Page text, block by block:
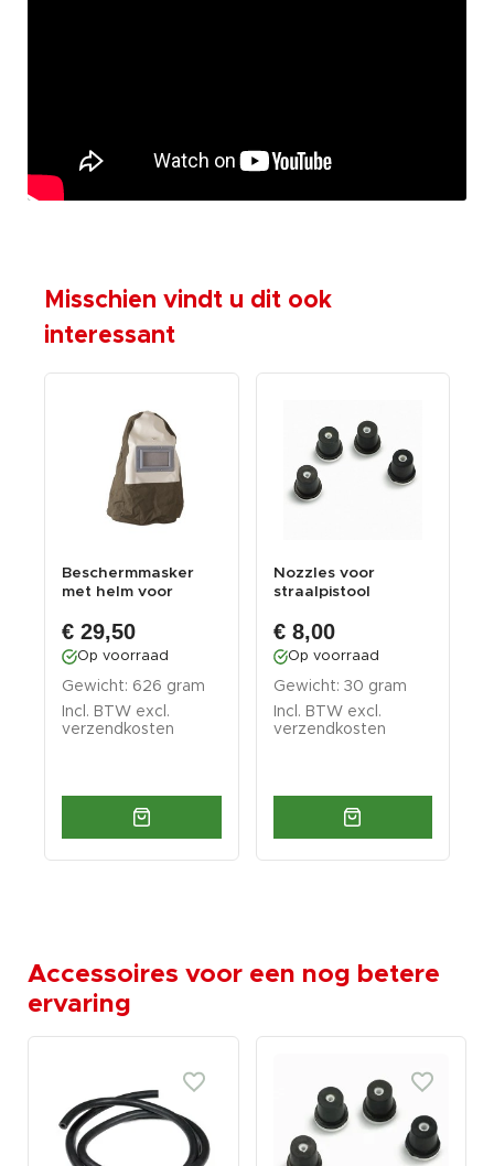
Misschien vindt u dit ook
interessant
Beschermmasker
met helm voor
€ 29,50
Op voorraad
Gewicht: 626 gram
Incl. BTW excl.
verzendkosten
Nozzles voor
straalpistool
€ 8,00
Op voorraad
Gewicht: 30 gram
Incl. BTW excl.
verzendkosten
Accessoires voor een nog betere
ervaring